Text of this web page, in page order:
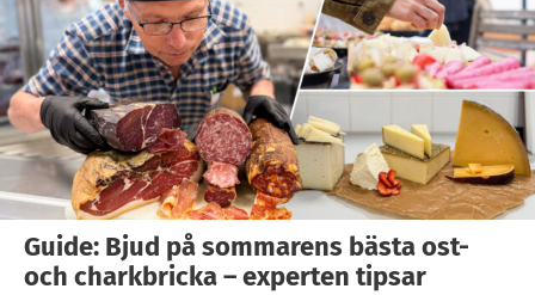
Guide: Bjud på sommarens bästa ost-
och charkbricka – experten tipsar